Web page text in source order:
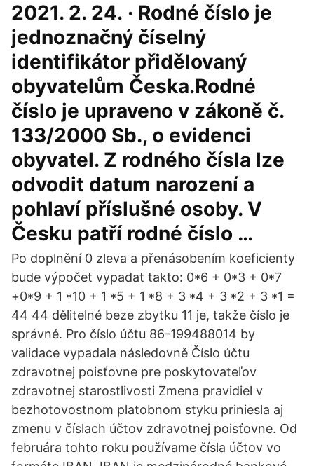
2021. 2. 24. · Rodné číslo je
jednoznačný číselný
identifikátor přidělovaný
obyvatelům Česka.Rodné
číslo je upraveno v zákoně č.
133/2000 Sb., o evidenci
obyvatel. Z rodného čísla lze
odvodit datum narození a
pohlaví příslušné osoby. V
Česku patří rodné číslo …
Po doplnění 0 zleva a přenásobením koeficienty
bude výpočet vypadat takto: 0*6 + 0*3 + 0*7
+0*9 + 1 *10 + 1 *5 + 1 *8 + 3 *4 + 3 *2 + 3 *1 =
44 44 dělitelné beze zbytku 11 je, takže číslo je
správné. Pro číslo účtu 86-199488014 by
validace vypadala následovně Číslo účtu
zdravotnej poisťovne pre poskytovateľov
zdravotnej starostlivosti Zmena pravidiel v
bezhotovostnom platobnom styku priniesla aj
zmenu v číslach účtov zdravotnej poisťovne. Od
februára tohto roku používame čísla účtov vo